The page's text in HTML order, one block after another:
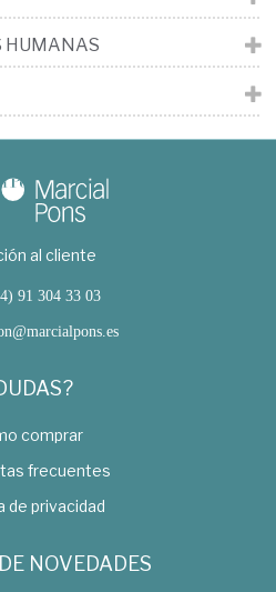
HUMANAS
al cliente
91 304 33 03
comprar
frecuentes
de privacidad
NOVEDADES